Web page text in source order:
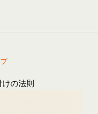
の法則